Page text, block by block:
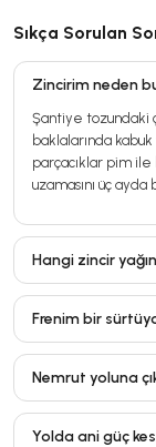
Sıkça Sorulan
Zincirim neden
Şantiye tozundaki
baklalarında
parçacıklar pim ile
uzamasını üç ayda
Hangi zincir
Frenim bir
Nemrut yoluna
Yolda ani güç